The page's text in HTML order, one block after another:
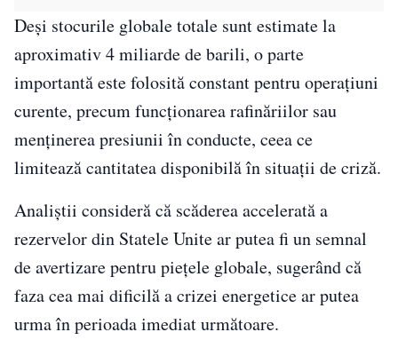
Deși stocurile globale totale sunt estimate la
aproximativ 4 miliarde de barili, o parte
importantă este folosită constant pentru operațiuni
curente, precum funcționarea rafinăriilor sau
menținerea presiunii în conducte, ceea ce
limitează cantitatea disponibilă în situații de criză.
Analiștii consideră că scăderea accelerată a
rezervelor din Statele Unite ar putea fi un semnal
de avertizare pentru piețele globale, sugerând că
faza cea mai dificilă a crizei energetice ar putea
urma în perioada imediat următoare.